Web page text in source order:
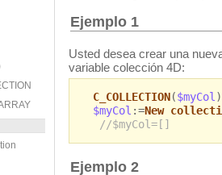
Ejemplo 1
Usted desea crear una
variable colección 4D:
C_COLLECTION($myCol )
$myCol :=New
//$myCol=[]
Ejemplo 2